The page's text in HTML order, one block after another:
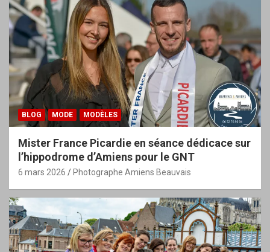
BLOG MODE MODÈLES
Mister France Picardie en séance dédicace sur
l’hippodrome d’Amiens pour le GNT
6 mars 2026 Photographe Amiens Beauvais